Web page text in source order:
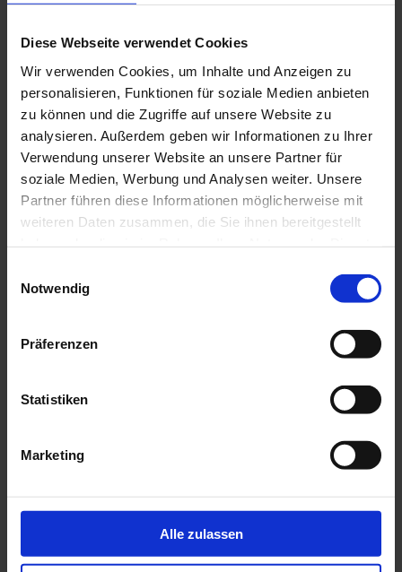
Diese Webseite verwendet Cookies
Wir verwenden Cookies, um Inhalte und Anzeigen zu
personalisieren, Funktionen für soziale Medien anbieten
zu können und die Zugriffe auf unsere Website zu
analysieren. Außerdem geben wir Informationen zu Ihrer
Verwendung unserer Website an unsere Partner für
soziale Medien, Werbung und Analysen weiter. Unsere
Partner führen diese Informationen möglicherweise mit
weiteren Daten zusammen, die Sie ihnen bereitgestellt
Notwendig
Präferenzen
Statistiken
Marketing
Alle zulassen
DELTABLOC® DB 80F
DELTABLOC® SafeLink® DB 100S - In-Situ 90 Step
DELTABLOC® SafeLink® DB 80F-EDSP
DELTABLOC® SafeLink® DB 80F-SR
DELTABLOC® SB 50
DrainCurb PA®
Drosselschacht geschlossene Bauweise
Drosselschacht offene Bauweise
Durchlassbauwerk
Einbehälterausführung mit flacher Abdeckung
Einbehälterausführung mit Konus
Einlaufbauwerk mit Rückstauklappe
Holsteen V4S Pflaster 25er Raster
Hybriton®-Control DN 1000 - NEU
HydroQuell Regentank Garten
Kampsteen V4S Pflaster 20er Raster
Kopfstück I-III bis DN 1000
Lamellenklärer
Lüttsteen V4S Pflaster 10er Raster
Packsteen Keops+ Pflaster 16er Raster